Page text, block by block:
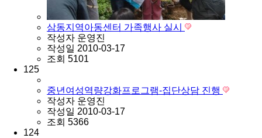
삼동지역아동센터 가족행사 실시
작성자 운영진
작성일 2010-03-17
조회 5101
125
중년여성역량강화프로그램-집단상담 진행
작성자 운영진
작성일 2010-03-17
조회 5366
124